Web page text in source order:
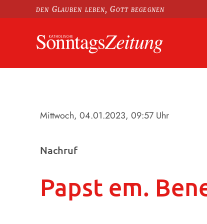
den Glauben leben, Gott begegnen
Mittwoch, 04.01.2023, 09:57 Uhr
Nachruf
Papst em.